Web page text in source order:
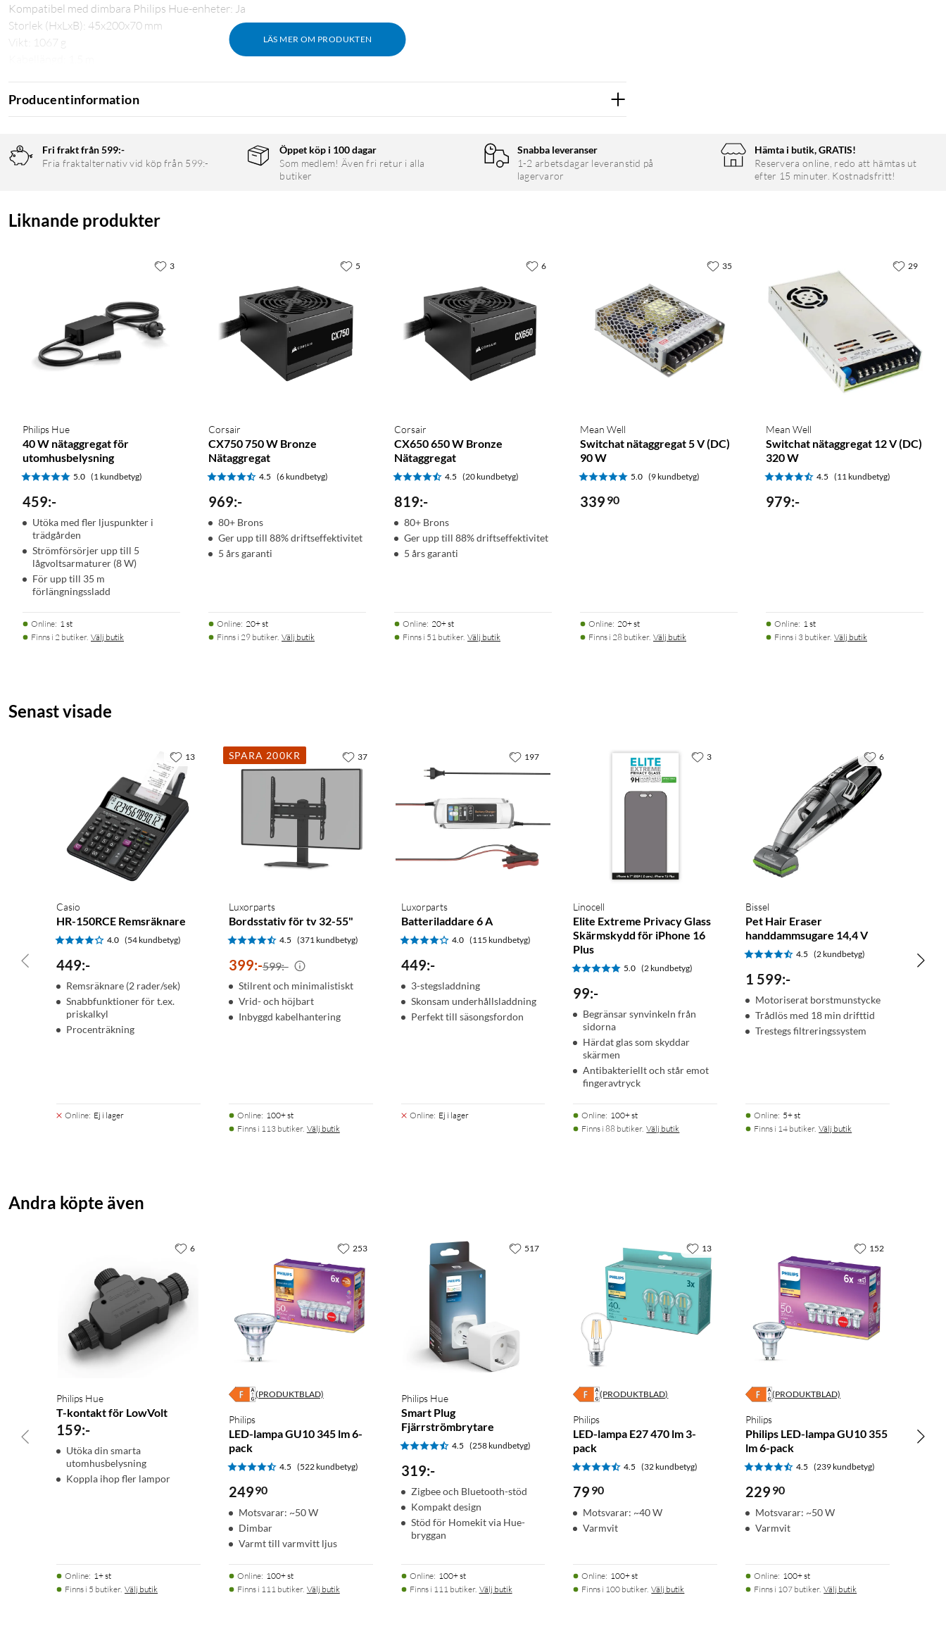
LÄS MER OM PRODUKTEN
Kompatibel med dimbara Philips Hue-enheter: Ja
Storlek (HxLxB): 45x200x70 mm
Vikt: 1067 g
Producentinformation
Fri frakt från 599:-
Fria fraktalternativ vid köp från 599:-
Öppet köp i 100 dagar
Som medlem! Även fri retur i alla
butiker
Snabba leveranser
1-2 arbetsdagar leveranstid på
lagervaror
Hämta i butik, GRATIS!
Reservera online, redo att hämtas ut
efter 15 minuter. Kostnadsfritt!
Liknande produkter
Philips Hue
40 W nätaggregat för
utomhusbelysning
5.0 (1 kundbetyg)
459:-
Utöka med fler ljuspunkter i
trädgården
Strömförsörjer upp till 5
lågvoltsarmaturer (8 W)
För upp till 35 m
förlängningssladd
Online: 1 st
Finns i 2 butiker. Välj butik
3
Corsair
CX750 750 W Bronze
Nätaggregat
4.5 (6 kundbetyg)
969:-
80+ Brons
Ger upp till 88% driftseffektivitet
5 års garanti
Online: 20+ st
Finns i 29 butiker. Välj butik
5
Corsair
CX650 650 W Bronze
Nätaggregat
4.5 (20 kundbetyg)
819:-
80+ Brons
Ger upp till 88% driftseffektivitet
5 års garanti
Online: 20+ st
Finns i 51 butiker. Välj butik
6
Mean Well
Switchat nätaggregat 5 V (DC)
90 W
5.0 (9 kundbetyg)
339 90
Online: 20+ st
Finns i 28 butiker. Välj butik
35
Mean Well
Switchat nätaggregat 12 V (DC)
320 W
4.5 (11 kundbetyg)
979:-
Online: 1 st
Finns i 3 butiker. Välj butik
29
Senast visade
Casio
HR-150RCE Remsräknare
4.0 (54 kundbetyg)
449:-
Remsräknare (2 rader/sek)
Snabbfunktioner för t.ex.
priskalkyl
Procenträkning
Online: Ej i lager
13 SPARA 200KR
Luxorparts
Bordsstativ för tv 32-55"
4.5 (371 kundbetyg)
399:-599:-
Stilrent och minimalistiskt
Vrid- och höjbart
Inbyggd kabelhantering
Online: 100+ st
Finns i 113 butiker. Välj butik
37
Luxorparts
Batteriladdare 6 A
4.0 (115 kundbetyg)
449:-
3-stegsladdning
Skonsam underhållsladdning
Perfekt till säsongsfordon
Online: Ej i lager
197
Linocell
Elite Extreme Privacy Glass
Skärmskydd för iPhone 16
Plus
5.0 (2 kundbetyg)
99:-
Begränsar synvinkeln från
sidorna
Härdat glas som skyddar
skärmen
Antibakteriellt och står emot
fingeravtryck
Online: 100+ st
Finns i 88 butiker. Välj butik
3
Bissel
Pet Hair Eraser
handdammsugare 14,4 V
4.5 (2 kundbetyg)
1 599:-
Motoriserat borstmunstycke
Trådlös med 18 min drifttid
Trestegs filtreringssystem
Online: 5+ st
Finns i 14 butiker. Välj butik
6
Andra köpte även
Philips Hue
T-kontakt för LowVolt
159:-
Utöka din smarta
utomhusbelysning
Koppla ihop fler lampor
Online: 1+ st
Finns i 5 butiker. Välj butik
6
(PRODUKTBLAD)
Philips
LED-lampa GU10 345 lm 6-
pack
4.5 (522 kundbetyg)
24990
Motsvarar: ~50 W
Dimbar
Varmt till varmvitt ljus
Online: 100+ st
Finns i 111 butiker. Välj butik
253
Philips Hue
Smart Plug
Fjärrströmbrytare
4.5 (258 kundbetyg)
319:-
Zigbee och Bluetooth-stöd
Kompakt design
Stöd för Homekit via Hue-
bryggan
Online: 100+ st
Finns i 111 butiker. Välj butik
517
(PRODUKTBLAD)
Philips
LED-lampa E27 470 lm 3-
pack
4.5 (32 kundbetyg)
79 90
Motsvarar: ~40 W
Varmvit
Online: 100+ st
Finns i 100 butiker. Välj butik
13
(PRODUKTBLAD)
Philips
Philips LED-lampa GU10 355
lm 6-pack
4.5 (239 kundbetyg)
229 90
Motsvarar: ~50 W
Varmvit
Online: 100+ st
Finns i 107 butiker. Välj butik
152